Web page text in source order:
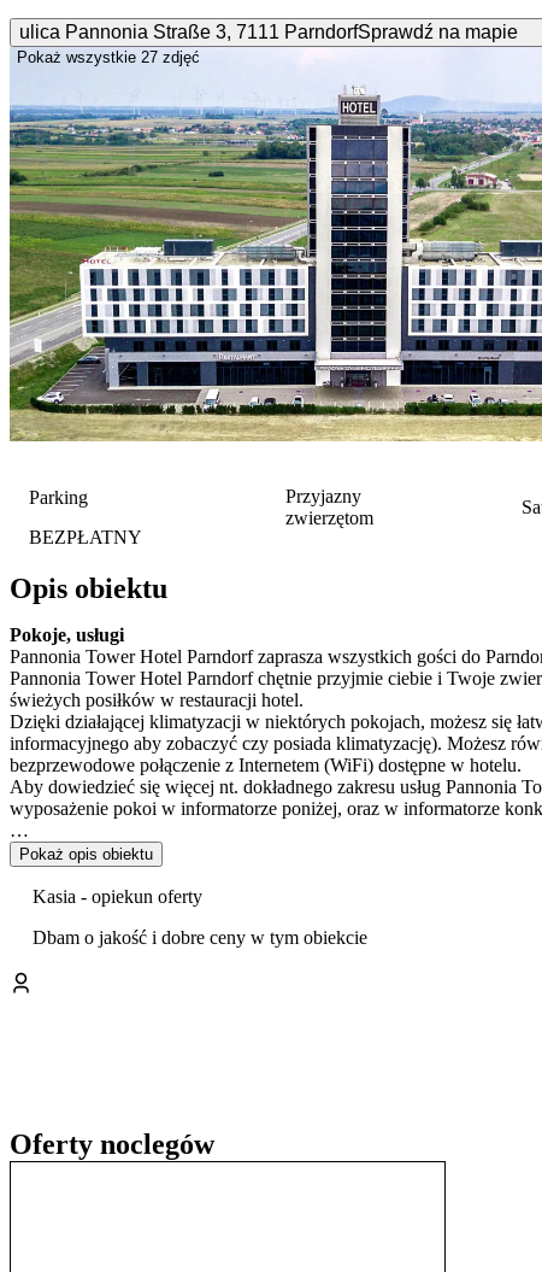
ulica Pannonia Straße 3, 7111 ParndorfSprawdź na mapie
Pokaż wszystkie 27 zdjęć
Parking
BEZPŁATNY
Przyjazny
zwierzętom
Opis obiektu
Pokoje, usługi
Pannonia Tower Hotel Parndorf zaprasza wszystkich gości do
Pannonia Tower Hotel Parndorf chętnie przyjmie ciebie i Twoje
świeżych posiłków w restauracji hotel.
Dzięki działającej klimatyzacji w niektórych pokojach, możesz się
informacyjnego aby zobaczyć czy posiada klimatyzację). Możesz
bezprzewodowe połączenie z Internetem (WiFi) dostępne w hotelu.
Aby dowiedzieć się więcej nt. dokładnego zakresu usług Pannonia
wyposażenie pokoi w informatorze poniżej, oraz w informatorze
Wyżywienie
Obfite i pyszne śniadanie zaserwowane w hotelu jest wliczone w
Następujące formy są dostępne aby opłacić rezerwację: gotówka i
Przyjazd, godziny otwarcia
Pokaż opis obiektu
Kasia - opiekun oferty
Dbam o jakość i dobre ceny w tym obiekcie
Oferty noclegów